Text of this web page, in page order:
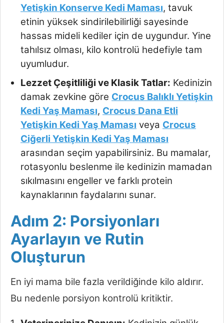
Yetişkin Konserve Kedi Maması, tavuk
etinin yüksek sindirilebilirliği sayesinde
hassas mideli kediler için de uygundur. Yine
tahılsız olması, kilo kontrolü hedefiyle tam
uyumludur.
Lezzet Çeşitliliği ve Klasik Tatlar: Kedinizin
damak zevkine göre Crocus Balıklı Yetişkin
Kedi Yaş Maması, Crocus Dana Etli
Yetişkin Kedi Yaş Maması veya Crocus
Ciğerli Yetişkin Kedi Yaş Maması
arasından seçim yapabilirsiniz. Bu mamalar,
rotasyonlu beslenme ile kedinizin mamadan
sıkılmasını engeller ve farklı protein
kaynaklarının faydalarını sunar.
Adım 2: Porsiyonları
Ayarlayın ve Rutin
Oluşturun
En iyi mama bile fazla verildiğinde kilo aldırır.
Bu nedenle porsiyon kontrolü kritiktir.